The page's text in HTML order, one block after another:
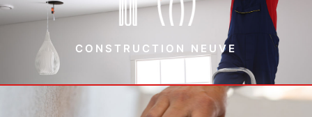
CONSTRUCTION NEUVE